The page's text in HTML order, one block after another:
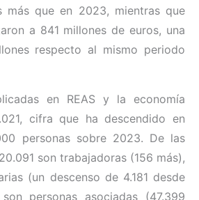
más que en 2023, mientras que
a 841 millones de euros, una
respecto al mismo periodo
en REAS y la economía
cifra que ha descendido en
personas sobre 2023. De las
son trabajadoras (156 más),
(un descenso de 4.181 desde
personas asociadas (47.399